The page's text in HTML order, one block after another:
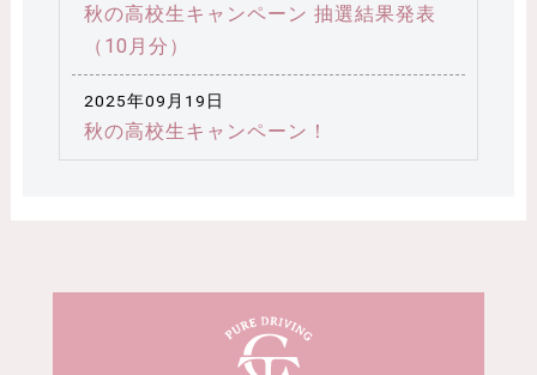
秋の高校生キャンペーン 抽選結果発表
（10月分）
2025年09月19日
秋の高校生キャンペーン！